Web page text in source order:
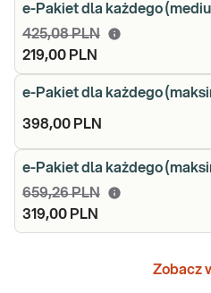
e-Pakiet dla każdego
425,08 PLN
219,00 PLN
e-Pakiet dla każdego
398,00 PLN
e-Pakiet dla każdego
659,26 PLN
319,00 PLN
Zobacz